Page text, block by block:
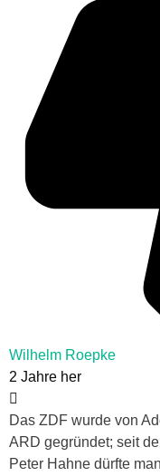
Wilhelm Roepke
2 Jahre her
Das ZDF wurde von
ARD gegründet; seit
Peter Hahne dürfte